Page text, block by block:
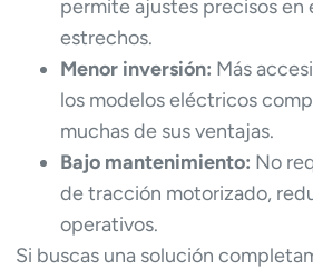
permite ajustes precisos en
estrechos.
Menor inversión: Más
los modelos eléctricos
muchas de sus ventajas.
Bajo mantenimiento: No
de tracción motorizado,
operativos.
Si buscas una solución